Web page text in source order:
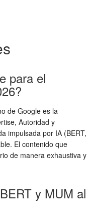
para el
de Google es la
Autoridad y
impulsada por IA (BERT,
El contenido que
de manera exhaustiva y
y MUM al